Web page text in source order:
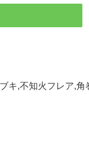
キ,不知火フレア,